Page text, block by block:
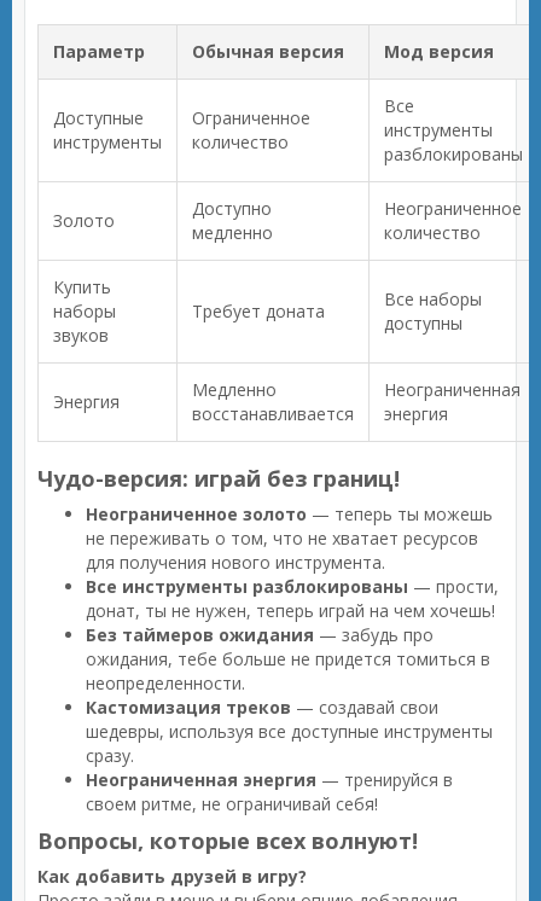
Параметр Обычная версия Мод версия
Доступные
инструменты
Ограниченное
количество
Все
инструменты
разблокированы
Золото
Доступно
медленно
Неограниченное
количество
Купить
наборы
звуков
Требует доната
Все наборы
доступны
Энергия
Медленно
восстанавливается
Неограниченная
энергия
Чудо-версия: играй без границ!
Неограниченное золото — теперь ты можешь
не переживать о том, что не хватает ресурсов
для получения нового инструмента.
Все инструменты разблокированы — прости,
донат, ты не нужен, теперь играй на чем хочешь!
Без таймеров ожидания — забудь про
ожидания, тебе больше не придется томиться в
неопределенности.
Кастомизация треков — создавай свои
шедевры, используя все доступные инструменты
сразу.
Неограниченная энергия — тренируйся в
своем ритме, не ограничивай себя!
Вопросы, которые всех волнуют!
Как добавить друзей в игру?